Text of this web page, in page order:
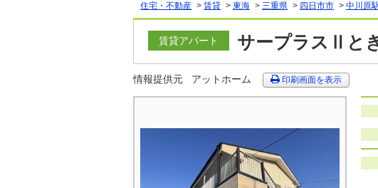
住宅・不動産 > 賃貸 > 東海 > 三重県 > 四日市市 > 中川原
賃貸アパート サープラスⅡと
情報提供元 アットホーム 印刷画面を表示